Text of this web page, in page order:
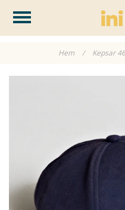
Hem / Kepsar